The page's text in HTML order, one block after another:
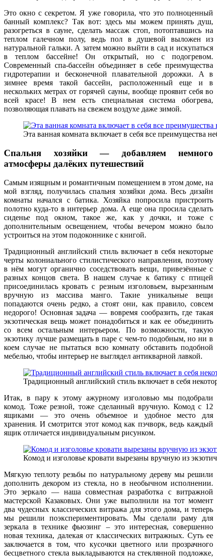
Это окно с секретом. Я уже говорила, что это полноценный
банный комплекс? Так вот: здесь мы можем принять душ,
разогреться в сауне, сделать массаж стоп, потоптавшись на
теплом галечном полу, ведь пол в душевой выложен из
натуральной гальки. А затем можно выйти в сад и искупаться
в теплом бассейне!Он открытый, но с подогревом.
Современный спа-бассейн объединяет в себе преимущества
гидротерапии и бесконечной плавательной дорожки. А в
зимнее время такой бассейн, расположенный еще и в
нескольких метрах от горячей сауны, вообще проявит себя во
всей красе! В нем есть специальная система обогрева,
позволяющая плавать на свежем воздухе даже зимой.
Эта ванная комната включает в себя все преимущества
Спальня хозяйки — добавляем немного
атмосферы далёких путешествий
Самым изящным и романтичным помещением в этом доме, на
мой взгляд, получилась спальня хозяйки дома. Весь дизайн
комнаты начался с батика. Хозяйка попросила пристроить
полотно куда-то в интерьер дома. А еще она просила сделать
сиденье под окном, такое же, как у дочки, и тоже с
дополнительным освещением, чтобы вечером можно было
устроиться на этом подоконнике с книгой.
Традиционный английский стиль включает в себя некоторые
черты колониального стилистического направления, поэтому
в нём могут органично соседствовать вещи, привезённые с
разных концов света. В нашем случае к батику с птицей
присоединилась кровать с резным изголовьем, вырезанным
вручную из массива манго. Такие уникальные вещи
попадаются очень редко, а стоят они, как правило, совсем
недорого! Основная задача — вовремя сообразить, где такая
экзотическая вещь может понадобиться и как ее объединить
со всем остальным интерьером. По возможности, такую
экзотику лучше размещать в паре с чем-то подобным, но ни в
коем случае не пытаться всю комнату обставить подобной
мебелью, чтобы интерьер не выглядел антикварной лавкой.
Традиционный английский стиль включает в себя
Итак, в пару к этому ажурному изголовью мы подобрали
комод. Тоже резной, тоже сделанный вручную. Комод с 12
ящиками — это очень объемное и удобное место для
хранения. И смотрится этот комод как пэчворк, ведь каждый
ящик отличается индивидуальным рисунком.
Комод и изголовье кровати вырезаны вручную из
Мягкую теплоту резьбы по натуральному дереву мы решили
дополнить декором из стекла, но в необычном исполнении.
Это зеркало — наша совместная разработка с витражной
мастерской Казаковых. Они уже выполнили на тот момент
два чудесных классических витража для этого дома, и теперь
мы решили поэкспериментировать. Мы сделали раму для
зеркала в технике фьюзинг – это интересная, совершенно
новая техника, далекая от классических витражных. Суть ее
заключается в том, что кусочки цветного или прозрачного
бесцветного стекла выкладываются на стеклянной подложке,